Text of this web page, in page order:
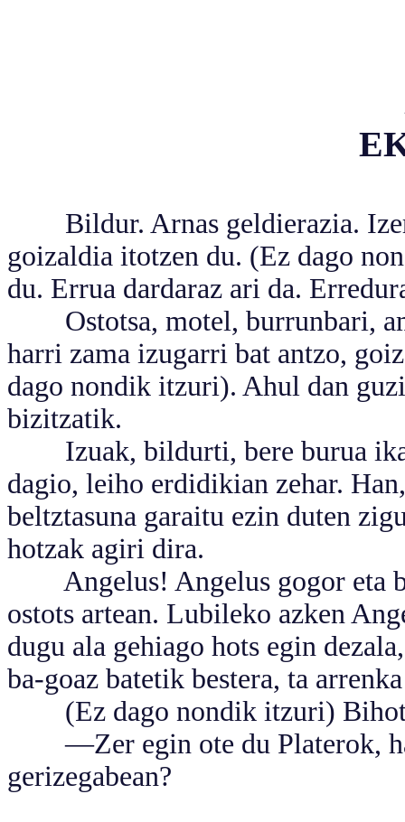
Bildur. Arnas geldierazia.
goizaldia itotzen du. (Ez dago
du. Errua dardaraz ari da.
Ostotsa, motel, burrunbari,
harri zama izugarri bat antzo,
dago nondik itzuri). Ahul dan
bizitzatik.
Izuak, bildurti, bere burua
dagio, leiho erdidikian zehar.
beltztasuna garaitu ezin duten
hotzak agiri dira.
Angelus! Angelus gogor eta
ostots artean. Lubileko azken
dugu ala gehiago hots egin
ba-goaz batetik bestera, ta
(Ez dago nondik itzuri)
—Zer egin ote du Platerok,
gerizegabean?